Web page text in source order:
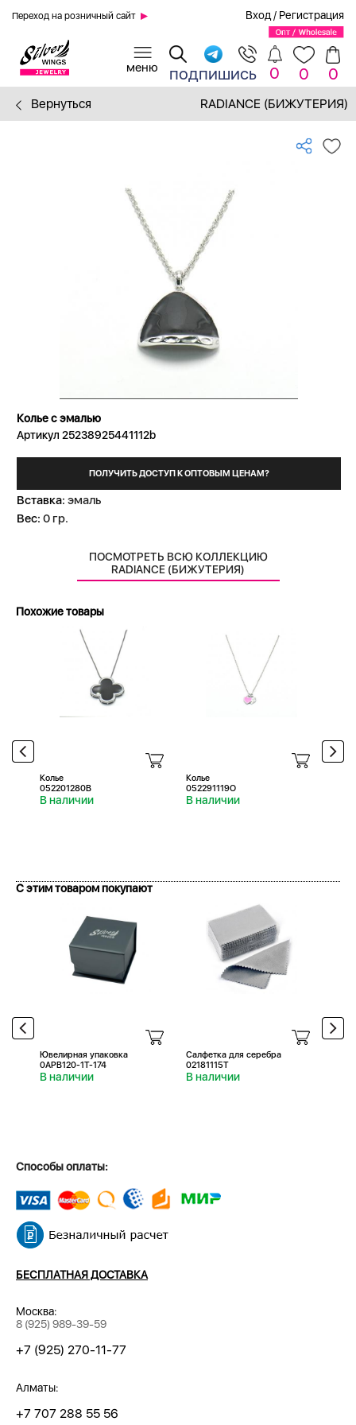
Переход на розничный сайт Вход / Регистрация
подпишись 0 0 0
Вернуться RADIANCE (БИЖУТЕРИЯ)
Колье с эмалью
Артикул 25238925441112b
ПОЛУЧИТЬ ДОСТУП К ОПТОВЫМ ЦЕНАМ?
Вставка: эмаль
Вес: 0 гр.
ПОСМОТРЕТЬ ВСЮ КОЛЛЕКЦИЮ
RADIANCE (БИЖУТЕРИЯ)
Похожие товары
Колье
052201280B
В наличии
Колье
052291119O
В наличии
С этим товаром покупают
Ювелирная упаковка
0APB120-1T-174
В наличии
Салфетка для серебра
02181115T
В наличии
Способы оплаты:
БЕСПЛАТНАЯ ДОСТАВКА
Москва:
8 (925) 989-39-59
+7 (925) 270-11-77
Алматы:
+7 707 288 55 56